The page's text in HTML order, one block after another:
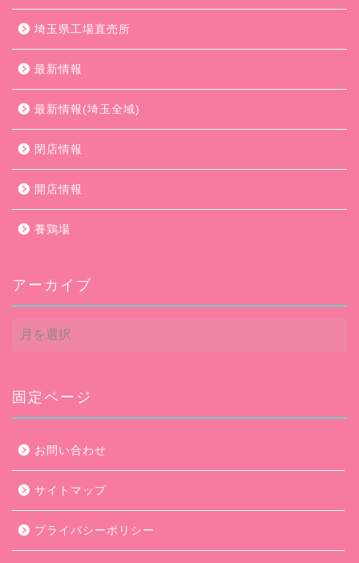
埼玉県工場直売所
最新情報
最新情報(埼玉全域)
閉店情報
開店情報
養鶏場
アーカイブ
ア
ー
ブ
固定ページ
お問い合わせ
サイトマップ
プライバシーポリシー